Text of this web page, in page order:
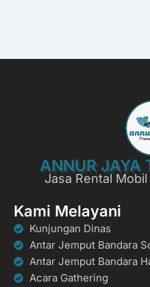
ANNUR JAYA
Jasa Rental
Kami Melayani
Kunjungan Dinas
Antar Jemput Bandara
Antar Jemput Bandara
Acara Gathering